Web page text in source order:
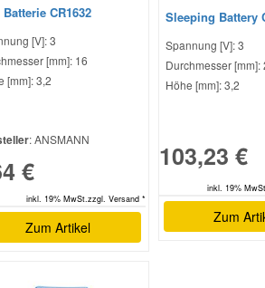
CR1632
[V]: 3
[mm]: 16
[mm]: 3,2
: ANSMANN
€
inkl. 19% MwSt.zzgl. Versand *
Zum Artikel
Sleeping Battery
Spannung [V]: 3
Durchmesser [mm]:
Höhe [mm]: 3,2
103,23 €
inkl. 19%
Zum